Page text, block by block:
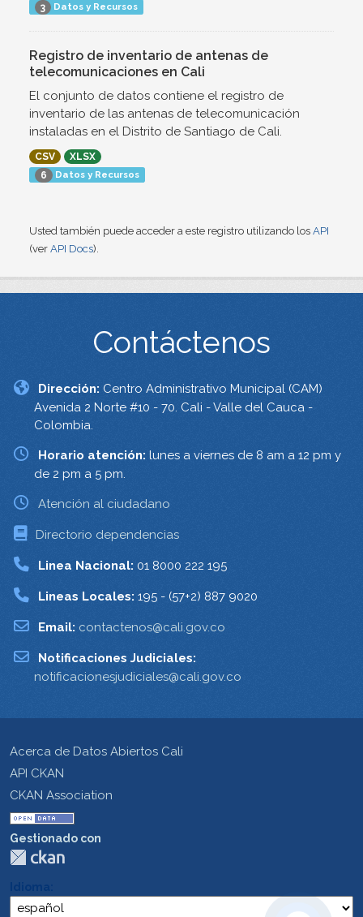
3 Datos y Recursos
Registro de inventario de antenas de
telecomunicaciones en Cali
El conjunto de datos contiene el registro de
inventario de las antenas de telecomunicación
instaladas en el Distrito de Santiago de Cali.
CSV
XLSX
6 Datos y Recursos
Usted también puede acceder a este registro utilizando los API
(ver API Docs).
Contáctenos
Dirección: Centro Administrativo Municipal (CAM)
Avenida 2 Norte #10 - 70. Cali - Valle del Cauca -
Colombia.
Horario atención: lunes a viernes de 8 am a 12 pm y
de 2 pm a 5 pm.
Atención al ciudadano
Directorio dependencias
Linea Nacional: 01 8000 222 195
Lineas Locales: 195 - (57+2) 887 9020
Email: contactenos@cali.gov.co
Notificaciones Judiciales:
notificacionesjudiciales@cali.gov.co
Acerca de Datos Abiertos Cali
API CKAN
CKAN Association
Gestionado con